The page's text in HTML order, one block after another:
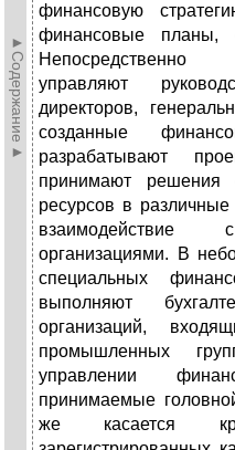
►Содержание►
финансовую
финансовые планы,
управляют
директоров,
созданные
разрабатывают
принимают решения
ресурсов в
взаимодействие
организациями. В
специальных
выполняют
организаций,
промышленных
управлении
принимаемые
же касается